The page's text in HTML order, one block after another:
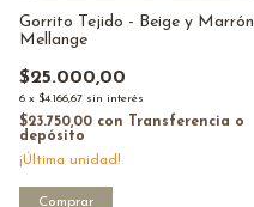
Gorrito Tejido - Beige y Marrón
Mellange
$25.000,00
6 x $4.166,67 sin interés
$23.750,00 con
Transferencia o
depósito
¡Última unidad!